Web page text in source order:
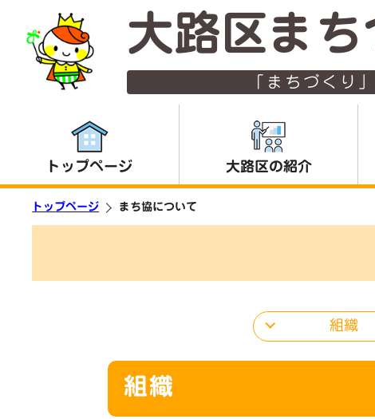
大路区ま
「まちづくり
トップページ 大路区の紹介
トップページ まち協について
組織
組織